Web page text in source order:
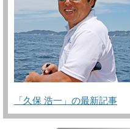
「久保 浩一」の最新記事